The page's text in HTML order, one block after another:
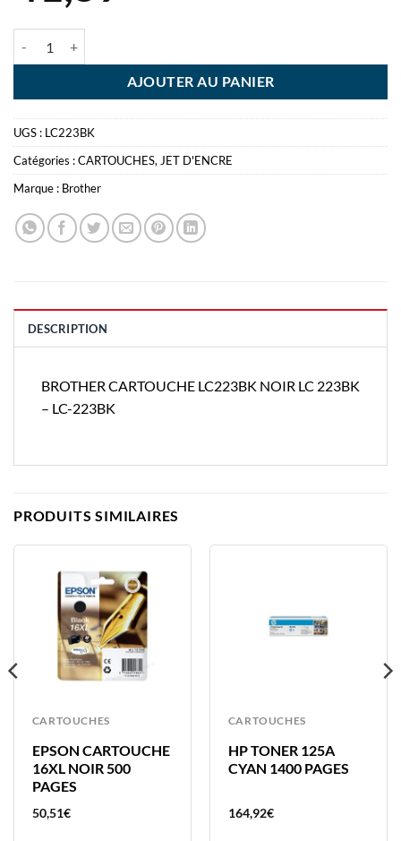
AJOUTER AU PANIER
UGS : LC223BK
Catégories :CARTOUCHES, JET D'ENCRE
Marque : Brother
DESCRIPTION
BROTHER CARTOUCHE LC223BK NOIR LC 223BK
– LC-223BK
PRODUITS SIMILAIRES
CARTOUCHES
EPSON CARTOUCHE
16XL NOIR 500
PAGES
50,51€
CARTOUCHES
HP TONER 125A
CYAN 1400 PAGES
164,92€